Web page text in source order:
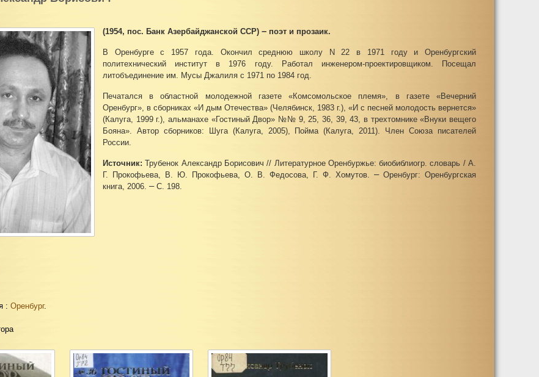
(1954, пос. Банк Азербайджанской ССР) – поэт и прозаик.
В Оренбурге с 1957 года. Окончил среднюю школу N 22 в 1971 году и Оренбургский
политехнический институт в 1976 году. Работал инженером-проектировщиком. Посещал
литобъединение им. Мусы Джалиля с 1971 по 1984 год.
Печатался в областной молодежной газете «Комсомольское племя», в газете «Вечерний
Оренбург», в сборниках «И дым Отечества» (Челябинск, 1983 г.), «И с песней молодость вернется»
(Калуга, 1999 г.), альманахе «Гостиный Двор» №№ 9, 25, 36, 39, 43, в трехтомнике «Внуки вещего
Бояна». Автор сборников: Шуга (Калуга, 2005), Пойма (Калуга, 2011). Член Союза писателей
России.
Источник:Трубенок Александр Борисович // Литературное Оренбуржье: биобиблиогр. словарь / А.
Г. Прокофьева, В. Ю. Прокофьева, О. В. Федосова, Г. Ф. Хомутов. –Оренбург: Оренбургская
книга, 2006. –С. 198.
: Оренбург.